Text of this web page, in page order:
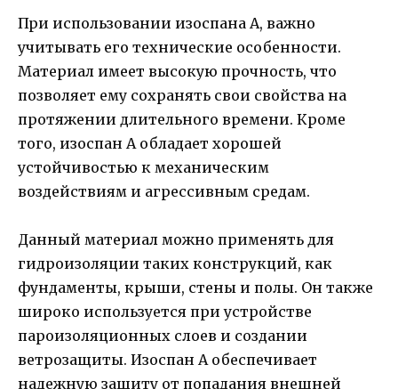
При использовании изоспана A, важно
учитывать его технические особенности.
Материал имеет высокую прочность, что
позволяет ему сохранять свои свойства на
протяжении длительного времени. Кроме
того, изоспан A обладает хорошей
устойчивостью к механическим
воздействиям и агрессивным средам.
Данный материал можно применять для
гидроизоляции таких конструкций, как
фундаменты, крыши, стены и полы. Он также
широко используется при устройстве
пароизоляционных слоев и создании
ветрозащиты. Изоспан A обеспечивает
надежную защиту от попадания внешней